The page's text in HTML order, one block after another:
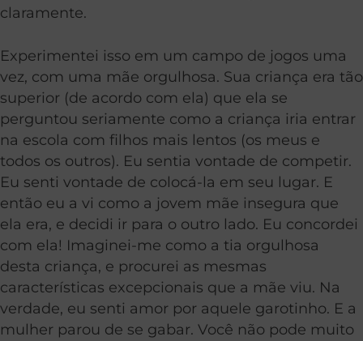
claramente.
Experimentei isso em um campo de jogos uma
vez, com uma mãe orgulhosa. Sua criança era tão
superior (de acordo com ela) que ela se
perguntou seriamente como a criança iria entrar
na escola com filhos mais lentos (os meus e
todos os outros). Eu sentia vontade de competir.
Eu senti vontade de colocá-la em seu lugar. E
então eu a vi como a jovem mãe insegura que
ela era, e decidi ir para o outro lado. Eu concordei
com ela! Imaginei-me como a tia orgulhosa
desta criança, e procurei as mesmas
características excepcionais que a mãe viu. Na
verdade, eu senti amor por aquele garotinho. E a
mulher parou de se gabar. Você não pode muito